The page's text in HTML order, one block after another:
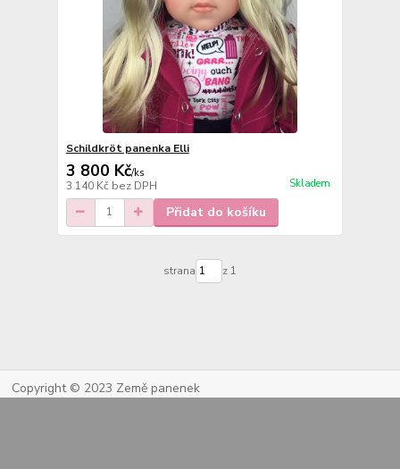
Schildkröt panenka Elli
3 800 Kč/ks
3 140 Kč bez DPH Skladem
Přidat do košíku
strana z 1
Copyright © 2023 Země panenek